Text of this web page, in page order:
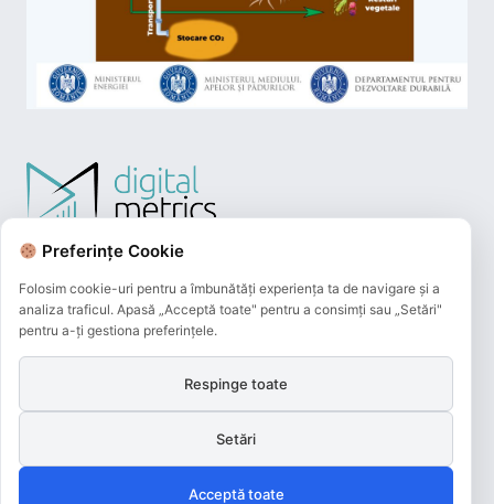
Plățile online efectuate pe acest site
sunt procesate de către Netopia Payments
și beneficiază de 3D-Secure.
Preferințe Cookie
Folosim cookie-uri pentru a îmbunătăți experiența ta de navigare și a
analiza traficul. Apasă „Acceptă toate" pentru a consimți sau „Setări"
pentru a-ți gestiona preferințele.
Respinge toate
Setări
Acceptă toate